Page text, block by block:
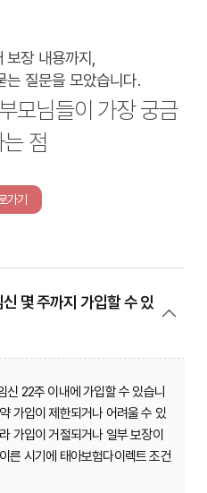
장 내용까지,
는 질문을 모았습니다.
부모님들이 가장 궁금
점
가기
몇 주까지 가입할 수 있
신 22주 이내에 가입할 수 있습니
가입이 제한되거나 어려울 수 있
가입이 거절되거나 일부 보장이
른 시기에 태아보험다이렉트 조건